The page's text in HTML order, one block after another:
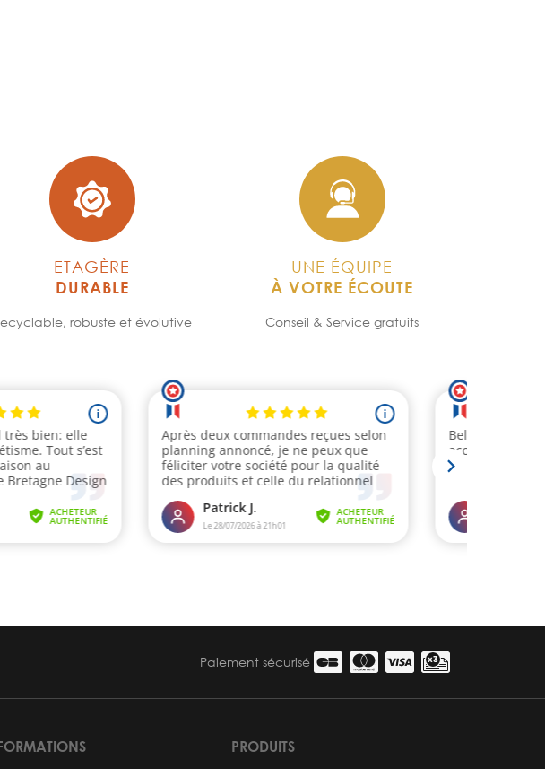
ETAGÈRE
DURABLE
robuste et évolutive
UNE ÉQUIPE
À VOTRE ÉCOUTE
Conseil & Service gratuits
Paiement sécurisé
PRODUITS